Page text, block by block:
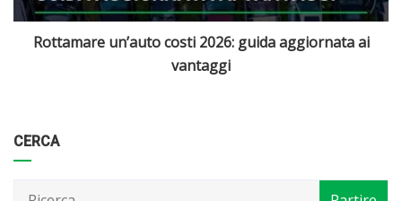
Quali sono le migliori auto elettriche disponibili in Italia
CERCA
Categorie
Articoli
per